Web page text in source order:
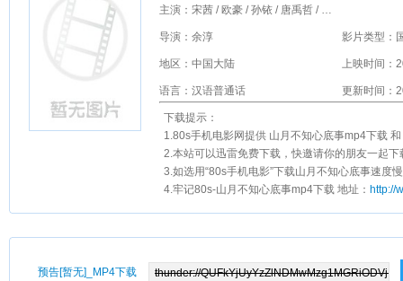
主演：宋茜 / 欧豪 / 孙铱 / 唐禹哲 / 夏宁骏
导演：余淳 影片类型：
地区：中国大陆 上映时间：
语言：汉语普通话 更新时间：
下载提示：
1.80s手机电影网提供 山月不知心底事mp4下载 和 山
2.本站可以迅雷免费下载，快邀请你的朋友一起
3.如选用“80s手机电影”下载山月不知心底事速度
4.牢记80s-山月不知心底事mp4下载 地址： http://
预告[暂无]_MP4下载